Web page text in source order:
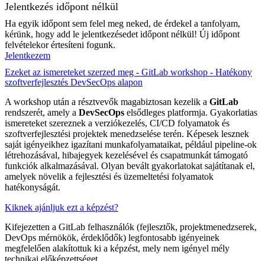
Jelentkezés időpont nélkül
Ha egyik időpont sem felel meg neked, de érdekel a tanfolyam,
kérünk, hogy add le jelentkezésedet időpont nélkül! Új időpont
felvételekor értesíteni fogunk.
Jelentkezem
Ezeket az ismereteket szerzed meg - GitLab workshop - Hatékony
szoftverfejlesztés DevSecOps alapon
A workshop után a résztvevők magabiztosan kezelik a GitLab
rendszerét, amely a DevSecOps elsődleges platformja. Gyakorlatias
ismereteket szereznek a verziókezelés, CI/CD folyamatok és
szoftverfejlesztési projektek menedzselése terén. Képesek lesznek
saját igényeikhez igazítani munkafolyamataikat, például pipeline-ok
létrehozásával, hibajegyek kezelésével és csapatmunkát támogató
funkciók alkalmazásával. Olyan bevált gyakorlatokat sajátítanak el,
amelyek növelik a fejlesztési és üzemeltetési folyamatok
hatékonyságát.
Kiknek ajánljuk ezt a képzést?
Kifejezetten a GitLab felhasználók (fejlesztők, projektmenedzserek,
DevOps mérnökök, érdeklődők) legfontosabb igényeinek
megfelelően alakítottuk ki a képzést, mely nem igényel mély